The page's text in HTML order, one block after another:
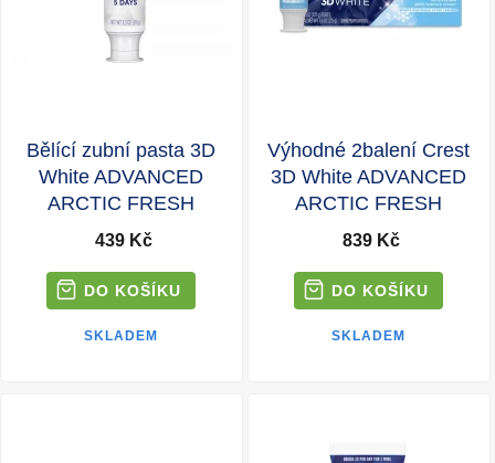
Bělící zubní pasta 3D
White ADVANCED
ARCTIC FRESH
439 Kč
SKLADEM
Výhodné 2balení Crest
3D White ADVANCED
ARCTIC FRESH
839 Kč
SKLADEM